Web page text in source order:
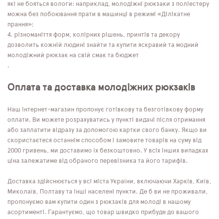
які не бояться вологи: наприклад, молодіжні рюкзаки з поліестеру
можна без побоювання прати в машинці в режимі «Ділікатне
прання»;
різноманіття форм, колірних рішень, принтів та декору
дозволить кожній людині знайти та купити яскравий та модний
молодіжний рюкзак на свій смак та бюджет
.
Оплата та доставка молодіжних рюкзаків
Наш інтернет-магазин пропонує готівкову та безготівкову форму
оплати. Ви можете розрахуватись у пункті видачі після отримання
або заплатити відразу за допомогою картки свого банку. Якщо ви
скористаєтеся останнім способом і замовите товарів на суму від
2000 гривень, ми доставимо їх безкоштовно. У всіх інших випадках
ціна залежатиме від обраного перевізника та його тарифів.
Доставка здійснюється у всі міста України, включаючи Харків, Київ,
Миколаїв, Полтаву та інші населені пункти. Де б ви не проживали,
пропонуємо вам купити один з рюкзаків для молоді в нашому
асортименті. Гарантуємо, що товар швидко прибуде до вашого